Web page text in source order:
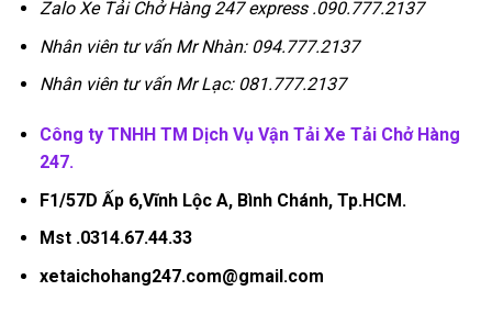
Zalo Xe Tải Chở Hàng 247 express .090.777.2137
Nhân viên tư vấn Mr Nhàn: 094.777.2137
Nhân viên tư vấn Mr Lạc: 081.777.2137
Công ty TNHH TM Dịch Vụ Vận Tải Xe Tải Chở Hàng
247.
F1/57D Ấp 6,Vĩnh Lộc A, Bình Chánh, Tp.HCM.
Mst .0314.67.44.33
xetaichohang247.com@gmail.com